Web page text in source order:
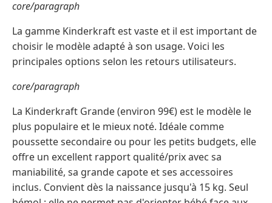
core/paragraph
La gamme Kinderkraft est vaste et il est important de
choisir le modèle adapté à son usage. Voici les
principales options selon les retours utilisateurs.
core/paragraph
La Kinderkraft Grande (environ 99€) est le modèle le
plus populaire et le mieux noté. Idéale comme
poussette secondaire ou pour les petits budgets, elle
offre un excellent rapport qualité/prix avec sa
maniabilité, sa grande capote et ses accessoires
inclus. Convient dès la naissance jusqu'à 15 kg. Seul